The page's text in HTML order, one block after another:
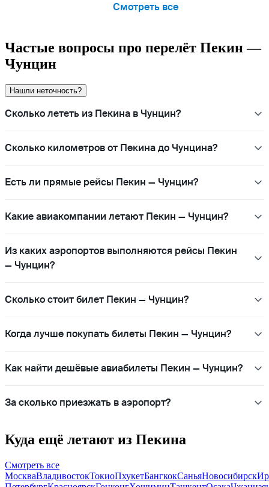
Смотреть все
Частые вопросы про перелёт Пекин —
Чунцин
Нашли неточность?
Сколько лететь из Пекина в Чунцин?
Сколько километров от Пекина до Чунцина?
Есть ли прямые рейсы Пекин — Чунцин?
Какие авиакомпании летают Пекин — Чунцин?
Из каких аэропортов выполняются рейсы Пекин
— Чунцин?
Сколько стоит билет Пекин — Чунцин?
Когда лучше покупать билеты Пекин — Чунцин?
Как найти дешёвые авиабилеты Пекин — Чунцин?
За сколько приезжать в аэропорт?
Куда ещё летают из Пекина
Смотреть все
МоскваВладивостокТокиоПхукетБангкокСаньяНовосибирск